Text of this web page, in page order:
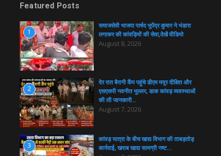
Featured Posts
1
समाजसेवी भाजपा पार्षद भूपेंद्र कुमार ने भंडारा
लगाकर की कांवड़ियों की सेवा,देखें वीडियो
August 8, 2026
2
देर रात बैरागी कैंप पहुंचे डीएम मयूर दीक्षित और
एसएसपी नवनीत भुल्लर, डाक कांवड़ व्यवस्थाओं
की ली जानकारी…
August 7, 2026
3
कांवड़ यात्रा के बीच खाद्य विभाग की ताबड़तोड़
कार्रवाई, खराब खाद्य सामग्री नष्ट…